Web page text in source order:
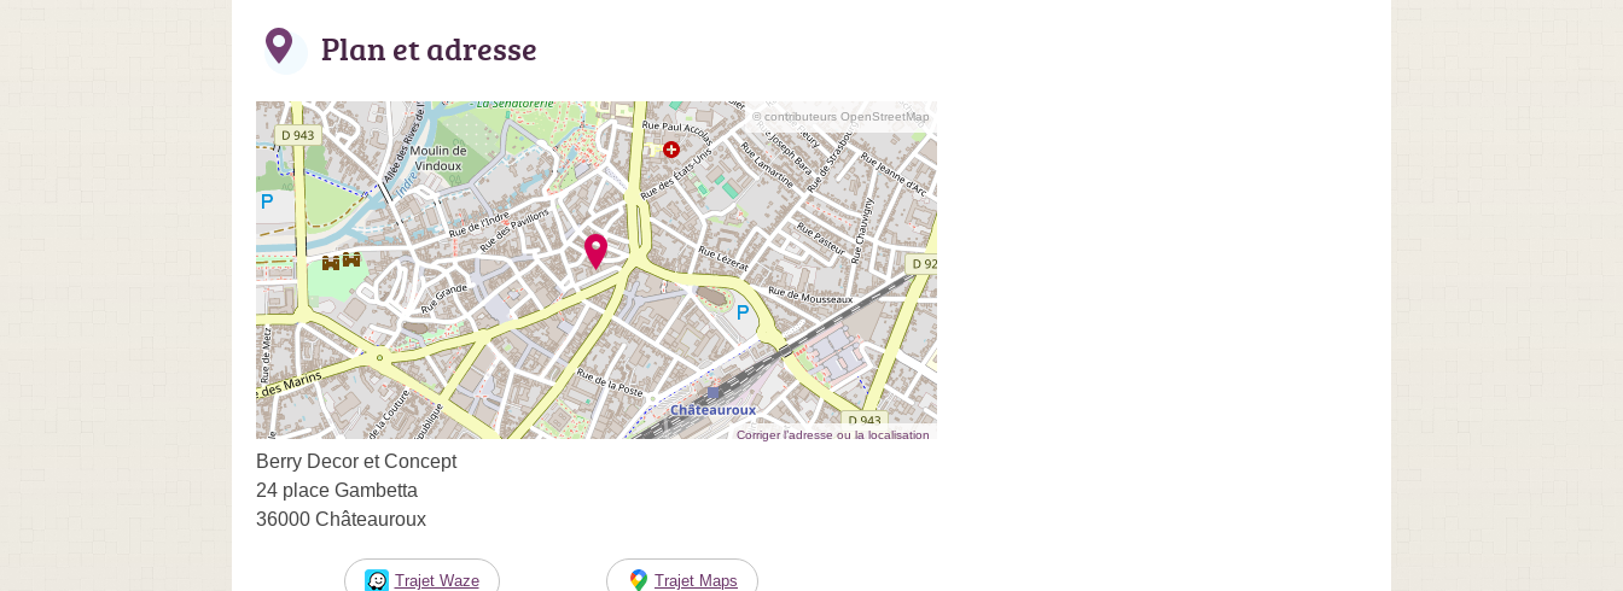
Plan et adresse
© contributeurs OpenStreetMap
Corriger l’adresse ou la localisation
Berry Decor et Concept
24 place Gambetta
36000 Châteauroux
Trajet Waze Trajet Maps